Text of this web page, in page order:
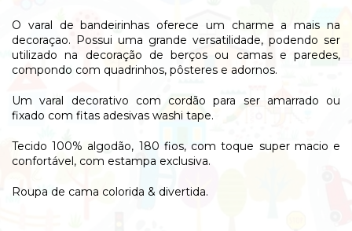
O varal de bandeirinhas oferece um charme a mais na
decoraçao. Possui uma grande versatilidade, podendo ser
utilizado na decoração de berços ou camas e paredes,
compondo com quadrinhos, pôsteres e adornos.
Um varal decorativo com cordão para ser amarrado ou
fixado com fitas adesivas washi tape.
Tecido 100% algodão, 180 fios, com toque super macio e
confortável, com estampa exclusiva.
Roupa de cama colorida & divertida.